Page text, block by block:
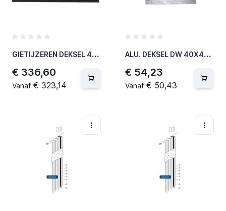
G
IETIJZEREN DEKSEL 40T 900X900MM
€ 336,60
Vanaf € 323,14
A
LU. DEKSEL DW 40X40CM
€ 54,23
Vanaf € 50,43